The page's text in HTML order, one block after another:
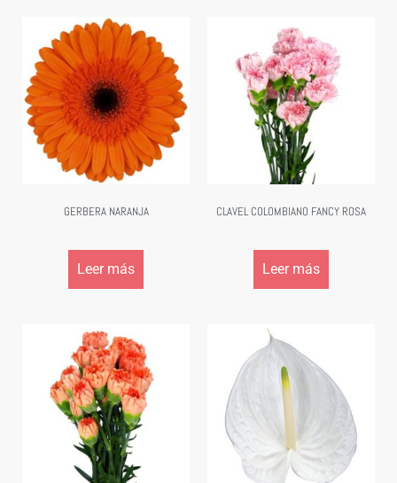
GERBERA NARANJA
Leer más
CLAVEL COLOMBIANO FANCY ROSA
Leer más